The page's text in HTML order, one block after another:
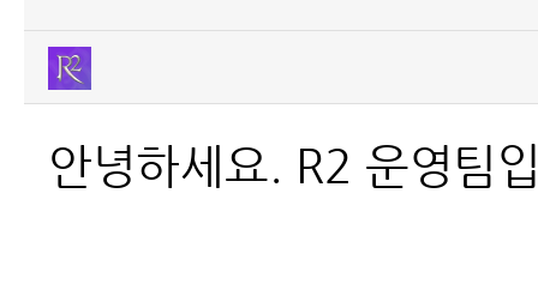
안녕하세요. R2 운영팀